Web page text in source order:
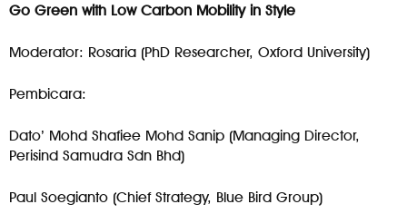
Go Green with Low Carbon Mobility in Style
Moderator: Rosaria (PhD Researcher, Oxford University)
Pembicara:
Dato’ Mohd Shafiee Mohd Sanip (Managing Director,
Perisind Samudra Sdn Bhd)
Paul Soegianto (Chief Strategy, Blue Bird Group)